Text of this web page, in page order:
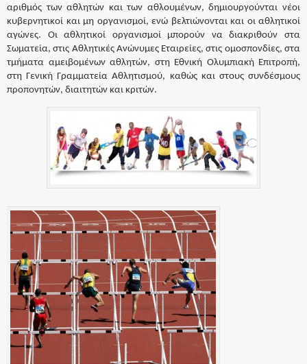
αριθμός των αθλητών και των αθλουμένων, δημιουργούνται νέοι
κυβερνητικοί και μη οργανισμοί, ενώ βελτιώνονται και οι αθλητικοί
αγώνες. Οι αθλητικοί οργανισμοί μπορούν να διακριθούν στα
Σωματεία, στις Αθλητικές Ανώνυμες Εταιρείες, στις ομοσπονδίες, στα
τμήματα αμειβομένων αθλητών, στη Εθνική Ολυμπιακή Επιτροπή,
στη Γενική Γραμματεία Αθλητισμού, καθώς και στους συνδέσμους
προπονητών, διαιτητών και κριτών.